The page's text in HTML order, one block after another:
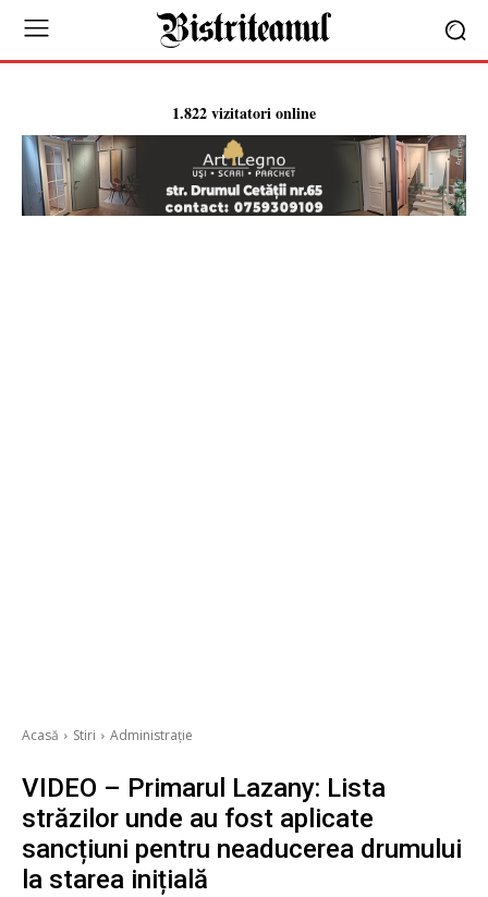
1.822 vizitatori online
Acasă Stiri Administrație
VIDEO – Primarul Lazany: Lista
străzilor unde au fost aplicate
sancțiuni pentru neaducerea drumului
la starea inițială